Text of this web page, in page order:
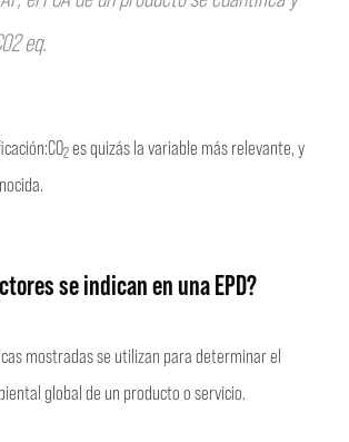
eq.
2es quizás la variable más relevante, y
se indican en una EPD?
mostradas se utilizan para determinar el
global de un producto o servicio.